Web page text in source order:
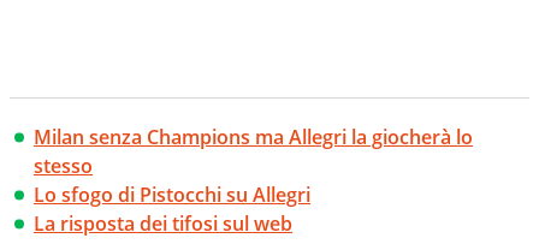
Milan senza Champions ma Allegri la giocherà lo
stesso
Lo sfogo di Pistocchi su Allegri
La risposta dei tifosi sul web